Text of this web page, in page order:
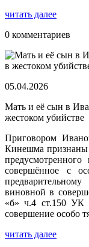
читать далее
0 комментариев
05.04.2026
Мать и её сын в
жестоком убийстве
Приговором
Кинешма признаны
совершённое с
виновной в
«б» ч.4 ст.150 УК
совершение особо
читать далее